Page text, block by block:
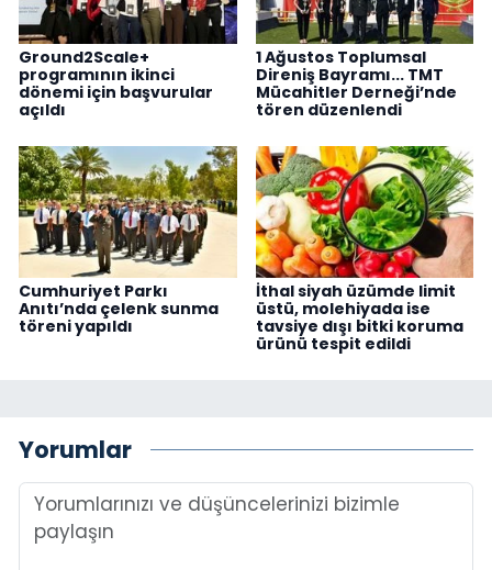
Ground2Scale+
programının ikinci
dönemi için başvurular
açıldı
1 Ağustos Toplumsal
Direniş Bayramı... TMT
Mücahitler Derneği’nde
tören düzenlendi
Cumhuriyet Parkı
Anıtı’nda çelenk sunma
töreni yapıldı
İthal siyah üzümde limit
üstü, molehiyada ise
tavsiye dışı bitki koruma
ürünü tespit edildi
Yorumlar